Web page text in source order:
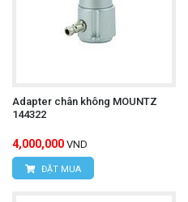
Adapter chân không MOUNTZ
144322
4,000,000 VND
ĐẶT MUA